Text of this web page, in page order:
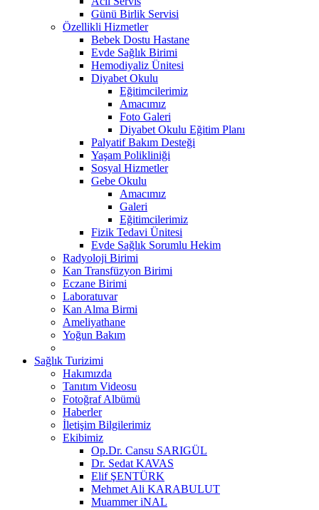
Günü Birlik Servisi
Özellikli Hizmetler
Bebek Dostu Hastane
Evde Sağlık Birimi
Hemodiyaliz Ünitesi
Diyabet Okulu
Eğitimcilerimiz
Amacımız
Foto Galeri
Diyabet Okulu Eğitim Planı
Palyatif Bakım Desteği
Yaşam Polikliniği
Sosyal Hizmetler
Gebe Okulu
Amacımız
Galeri
Eğitimcilerimiz
Fizik Tedavi Ünitesi
Evde Sağlık Sorumlu Hekim
Radyoloji Birimi
Kan Transfüzyon Birimi
Eczane Birimi
Laboratuvar
Kan Alma Birmi
Ameliyathane
Yoğun Bakım
Sağlık Turizimi
Hakımızda
Tanıtım Videosu
Fotoğraf Albümü
Haberler
İletişim Bilgilerimiz
Ekibimiz
Op.Dr. Cansu SARIGÜL
Dr. Sedat KAVAS
Elif ŞENTÜRK
Mehmet Ali KARABULUT
Muammer iNAL